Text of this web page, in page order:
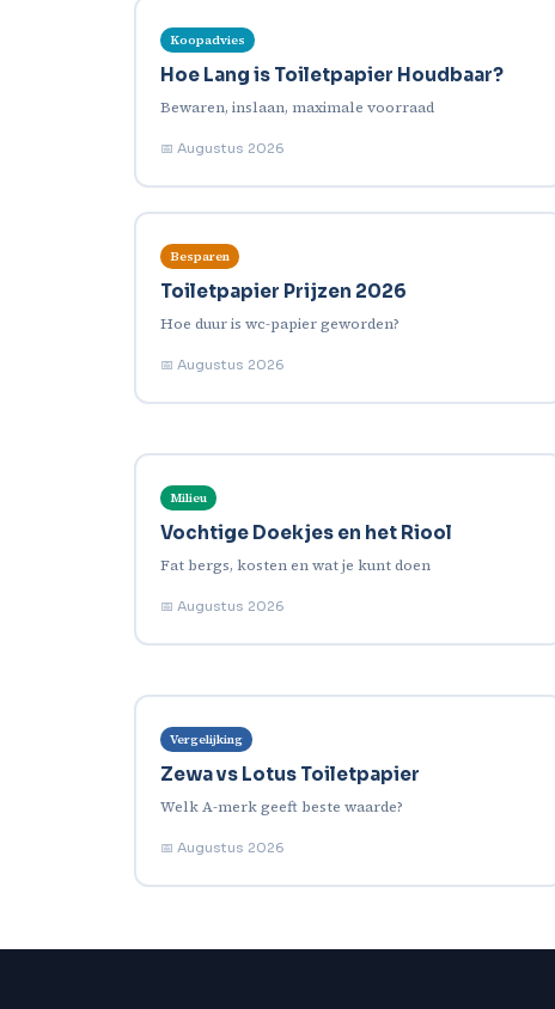
Koopadvies
Hoe Lang is Toiletpapier Houdbaar?
Bewaren, inslaan, maximale voorraad
📅 Augustus 2026
Besparen
Toiletpapier Prijzen 2026
Hoe duur is wc-papier geworden?
📅 Augustus 2026
Milieu
Vochtige Doekjes en het Riool
Fat bergs, kosten en wat je kunt doen
📅 Augustus 2026
Vergelijking
Zewa vs Lotus Toiletpapier
Welk A-merk geeft beste waarde?
📅 Augustus 2026